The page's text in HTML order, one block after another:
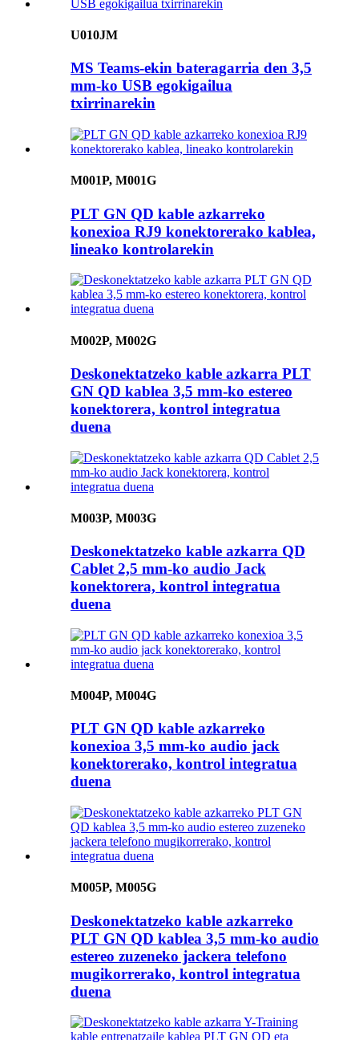
U010JM
MS Teams-ekin bateragarria den 3,5
mm-ko USB egokigailua
txirrinarekin
M001P, M001G
PLT GN QD kable azkarreko
konexioa RJ9 konektorerako kablea,
lineako kontrolarekin
M002P, M002G
Deskonektatzeko kable azkarra PLT
GN QD kablea 3,5 mm-ko estereo
konektorera, kontrol integratua
duena
M003P, M003G
Deskonektatzeko kable azkarra QD
Cablet 2,5 mm-ko audio Jack
konektorera, kontrol integratua
duena
M004P, M004G
PLT GN QD kable azkarreko
konexioa 3,5 mm-ko audio jack
konektorerako, kontrol integratua
duena
M005P, M005G
Deskonektatzeko kable azkarreko
PLT GN QD kablea 3,5 mm-ko audio
estereo zuzeneko jackera telefono
mugikorrerako, kontrol integratua
duena